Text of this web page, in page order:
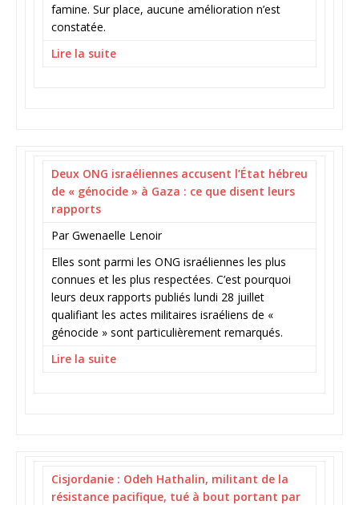
famine. Sur place, aucune amélioration n’est
constatée.
Lire la suite
Deux ONG israéliennes accusent l’État hébreu
de « génocide » à Gaza : ce que disent leurs
rapports
Par Gwenaelle Lenoir
Elles sont parmi les ONG israéliennes les plus
connues et les plus respectées. C’est pourquoi
leurs deux rapports publiés lundi 28 juillet
qualifiant les actes militaires israéliens de «
génocide » sont particulièrement remarqués.
Lire la suite
Cisjordanie : Odeh Hathalin, militant de la
résistance pacifique, tué à bout portant par